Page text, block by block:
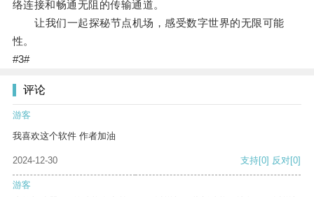
络连接和畅通无阻的传输通道。
让我们一起探秘节点机场，感受数字世界的无限可能
性。
#3#
评论
游客
我喜欢这个软件 作者加油
2024-12-30 支持[0] 反对[0]
游客